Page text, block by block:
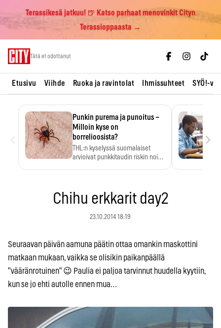
Terassikesä jatkuu! 🍺 Katso parhaat menovinkit Cityn
Terassioppaasta →
Tätä et odottanut
Etusivu Viihde Ruoka ja ravintolat Ihmissuhteet SYÖ!-
Punkin purema ja punoitus –
Milloin kyse on
borrelioosista?
THL:n kyselyssä suomalaiset
arvioivat punkkitaudin riskin noin
›
Chihu erkkarit day2
23.10.2014 18:19
Seuraavan päivän aamuna päätin ottaa omankin maskottini
matkaan mukaan, vaikka se olisikin paikanpäällä
"vääränrotuinen" 😉 Paulia ei paljoa tarvinnut huudella kyytiin,
kun se jo ehti autolle ennen mua…